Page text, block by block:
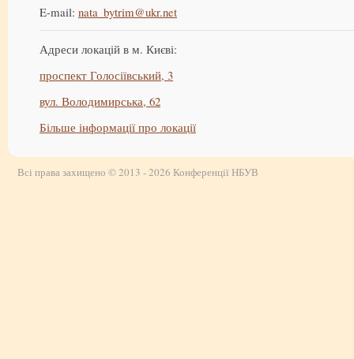
E-mail: nata_bytrim@ukr.net
Адреси локацій в м. Києві:
проспект Голосіївський, 3
вул. Володимирська, 62
Більше інформації про локації
Всі права захищено © 2013 - 2026 Конференції НБУВ